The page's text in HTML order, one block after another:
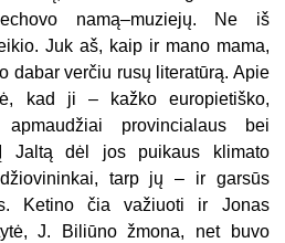
namą–muziejų. Ne iš
Juk aš, kaip ir mano mama,
dabar verčiu rusų literatūrą. Apie
kad ji – kažko europietiško,
provincialaus bei
Jaltą dėl jos puikaus klimato
tarp jų – ir garsūs
Ketino čia važiuoti ir Jonas
J. Biliūno žmona, net buvo